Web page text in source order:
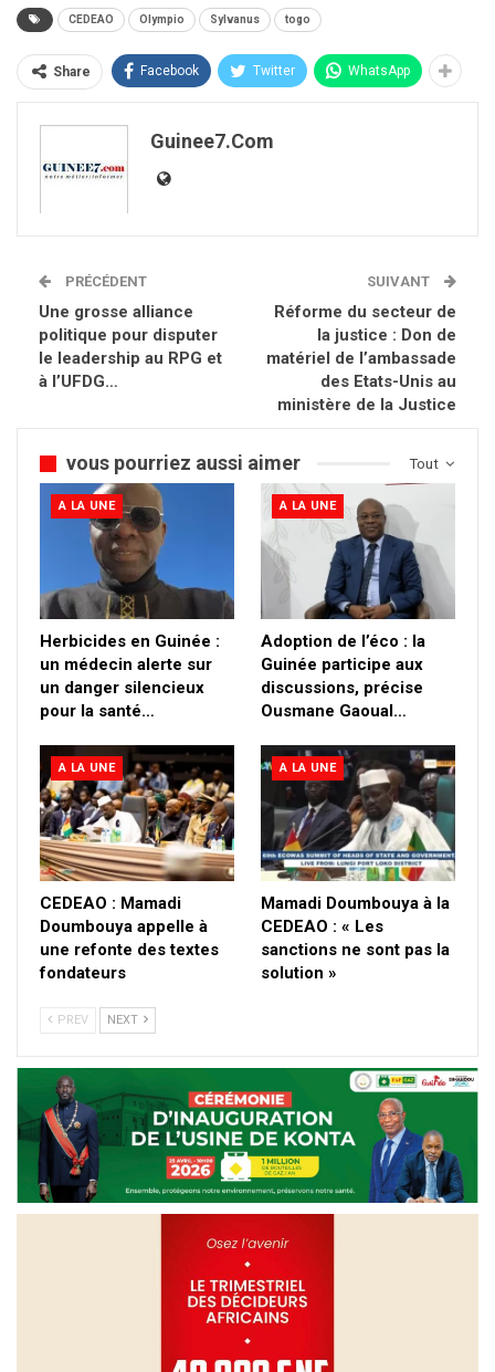
CEDEAO Olympio Sylvanus togo
Share Facebook Twitter WhatsApp
Guinee7.com
PRÉCÉDENT
Une grosse alliance
politique pour disputer
le leadership au RPG et
à l’UFDG…
SUIVANT
Réforme du secteur de
la justice : Don de
matériel de l’ambassade
des Etats-Unis au
ministère de la Justice
Tout
vous pourriez aussi aimer
A LA UNE
Herbicides en Guinée :
un médecin alerte sur
un danger silencieux
pour la santé…
A LA UNE
Adoption de l’éco : la
Guinée participe aux
discussions, précise
Ousmane Gaoual…
A LA UNE
CEDEAO : Mamadi
Doumbouya appelle à
une refonte des textes
fondateurs
A LA UNE
Mamadi Doumbouya à la
CEDEAO : « Les
sanctions ne sont pas la
solution »
PREV NEXT